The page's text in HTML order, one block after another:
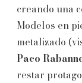
creando una
Modelos en
metalizado
Paco
restar